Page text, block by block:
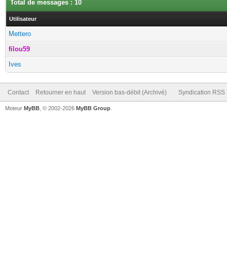
Total de messages : 10
Utilisateur
Mettero
filou59
Ives
Contact Retourner en haut Version bas-débit (Archivé) Syndication RSS
Moteur MyBB , © 2002-2026 MyBB Group